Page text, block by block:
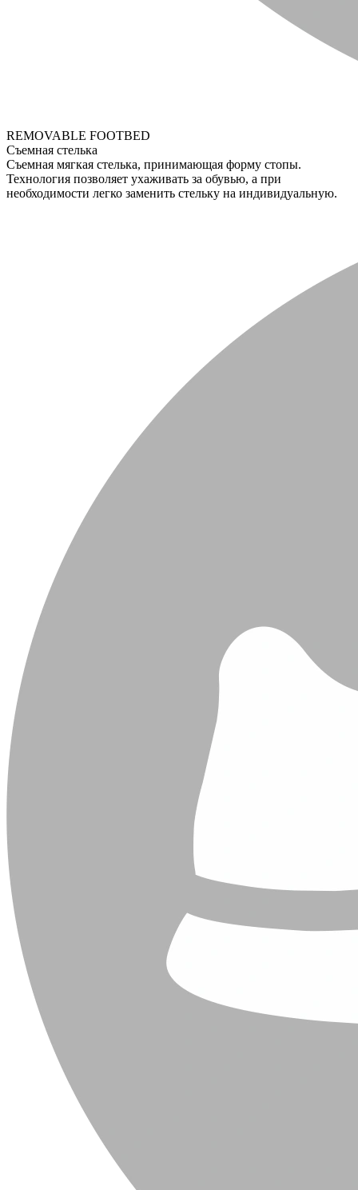
REMOVABLE FOOTBED
Съемная стелька
Съемная мягкая стелька, принимающая форму стопы.
Технология позволяет ухаживать за обувью, а при
необходимости легко заменить стельку на индивидуальную.